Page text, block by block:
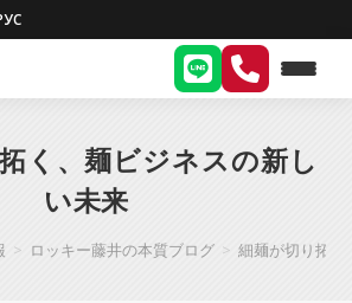
く、麺ビジネスの新し
い未来
> ロッキー藤井の本質ブログ > 細麺が切り拓